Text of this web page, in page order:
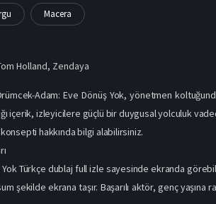
Macera
Holland, Zendaya
Adam: Eve Dönüş Yok, yönetmen
içerik, izleyicilere güçlü bir duygusal yolculuk
hakkında bilgi alabilirsiniz.
Yok Türkçe dublaj full izle sayesinde ekranda
şekilde ekrana taşır. Başarılı aktör, genç yaşına